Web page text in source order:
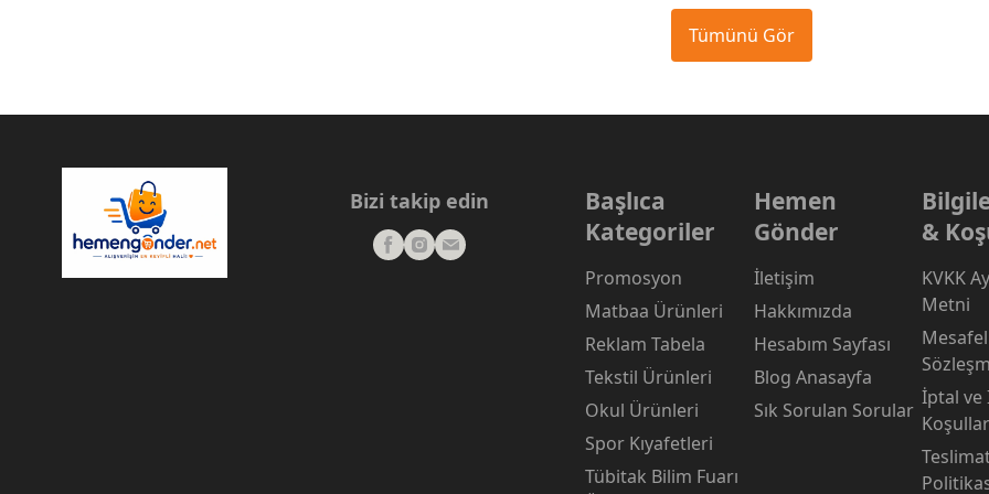
Tümünü Gör
Bizi takip edin
Başlıca
Kategoriler
Promosyon
Matbaa Ürünleri
Reklam Tabela
Tekstil Ürünleri
Okul Ürünleri
Spor Kıyafetleri
Tübitak Bilim Fuarı
Hemen
Gönder
İletişim
Hakkımızda
Hesabım Sayfası
Blog Anasayfa
Sık Sorulan Sorular
&
KVKK
Metni
İptal ve